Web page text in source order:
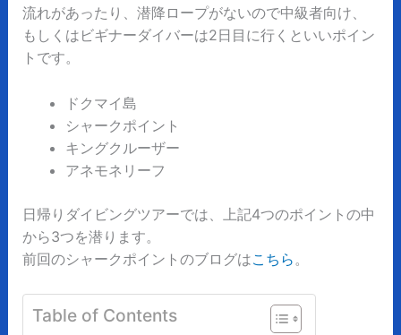
流れがあったり、潜降ロープがないので中級者向け、
もしくはビギナーダイバーは2日目に行くといいポイン
トです。
ドクマイ島
シャークポイント
キングクルーザー
アネモネリーフ
日帰りダイビングツアーでは、上記4つのポイントの中
から3つを潜ります。
前回のシャークポイントのブログはこちら 。
Table of Contents